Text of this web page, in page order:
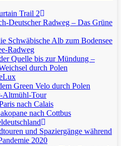
Trail 2
Deutscher Radweg – Das Grüne
Schwäbische Alb zum Bodensee
Radweg
Quelle bis zur Mündung –
durch Polen
Green Velo durch Polen
Altmühl-Tour
nach Calais
nach Cottbus
und Spaziergänge während
2020